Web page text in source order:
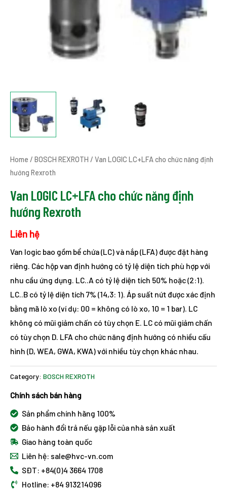
Home / BOSCH REXROTH / Van LOGIC LC+LFA cho chức năng định
hướng Rexroth
Van LOGIC LC+LFA cho chức năng định
hướng Rexroth
Liên hệ
Van logic bao gồm bể chứa (LC) và nắp (LFA) được đặt hàng
riêng. Các hộp van định hướng có tỷ lệ diện tích phù hợp với
nhu cầu ứng dụng. LC..A có tỷ lệ diện tích 50% hoặc (2:1).
LC..B có tỷ lệ diện tích 7% (14,3: 1). Áp suất nứt được xác định
bằng mã lò xo (ví dụ: 00 = không có lò xo, 10 = 1 bar). LC
không có mũi giảm chấn có tùy chọn E. LC có mũi giảm chấn
có tùy chọn D. LFA cho chức năng định hướng có nhiều cấu
hình (D, WEA, GWA, KWA) với nhiều tùy chọn khác nhau.
Category: BOSCH REXROTH
Chính sách bán hàng
Sản phẩm chính hãng 100%
Bảo hành đổi trả nếu gặp lỗi của nhà sản xuất
Giao hàng toàn quốc
Liên hệ: sale@hvc-vn.com
SĐT: +84(0)4 3664 1708
Hotline: +84 913214096